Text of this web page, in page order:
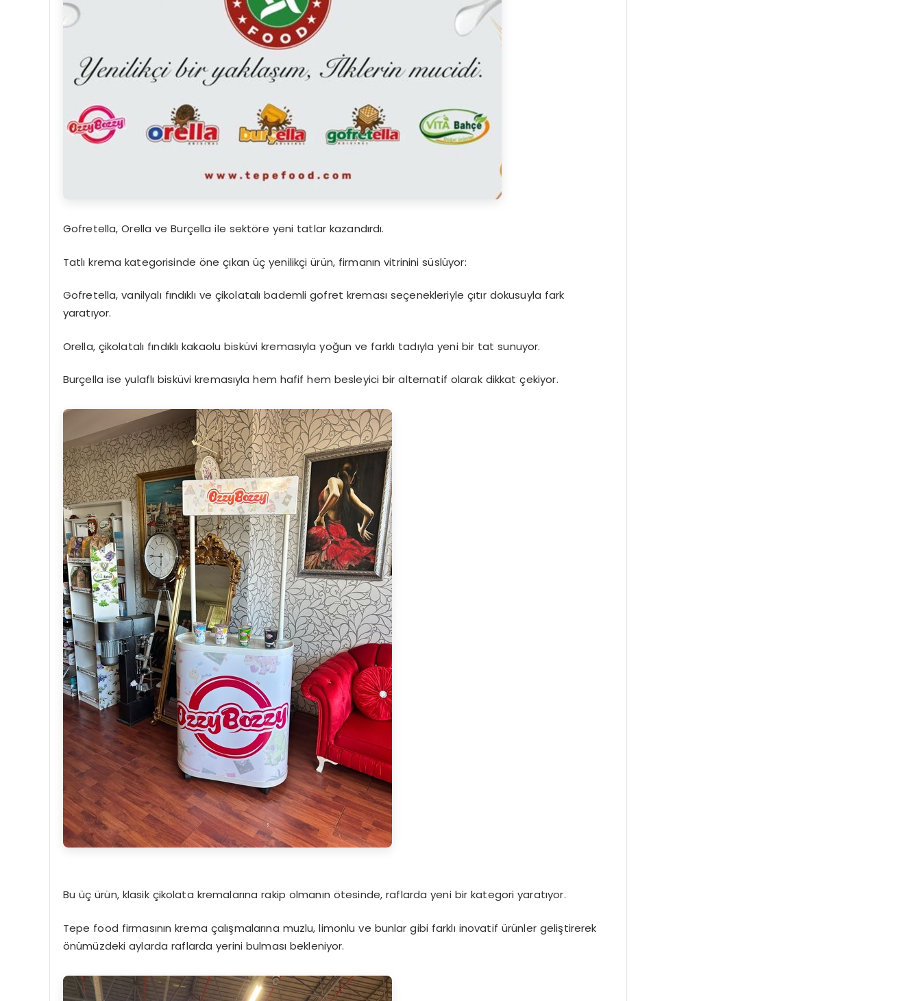
Gofretella, Orella ve Burçella ile sektöre yeni tatlar kazandırdı.
Tatlı krema kategorisinde öne çıkan üç yenilikçi ürün, firmanın vitrinini süslüyor:
Gofretella, vanilyalı fındıklı ve çikolatalı bademli gofret kreması seçenekleriyle çıtır dokusuyla fark
yaratıyor.
Orella, çikolatalı fındıklı kakaolu bisküvi kremasıyla yoğun ve farklı tadıyla yeni bir tat sunuyor.
Burçella ise yulaflı bisküvi kremasıyla hem hafif hem besleyici bir alternatif olarak dikkat çekiyor.
Bu üç ürün, klasik çikolata kremalarına rakip olmanın ötesinde, raflarda yeni bir kategori yaratıyor.
Tepe food firmasının krema çalışmalarına muzlu, limonlu ve bunlar gibi farklı inovatif ürünler geliştirerek
önümüzdeki aylarda raflarda yerini bulması bekleniyor.